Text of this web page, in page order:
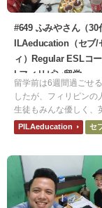
#649 ふみやさん（30
ILAeducation（セブ/
ィ）Regular ESLコ
| フィリピン留学
留学前は6週間過ごせ
したが、フィリピンの
生徒もみんな優しく、
なくても丁寧に教えて
とてもよかったです。
ことは聞けますし本当
た。
PILAeducation セ